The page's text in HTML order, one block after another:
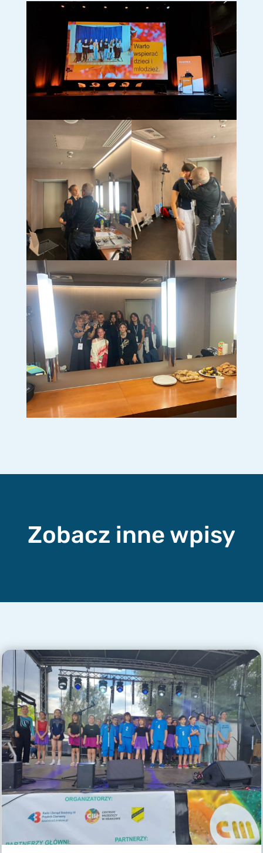
Zobacz inne wpisy